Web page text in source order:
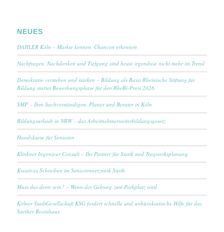
NEUES
DAHLER Köln – Märkte kennen, Chancen erkennen
Nachfragen, Nachdenken und Tiefgang sind heute irgendwie nicht mehr im Trend
Demokratie verstehen und stärken – Bildung als Basis Rheinische Stiftung für
Bildung startet Bewerbungsphase für den RheBi-Preis 2026
SMP – Ihre Sachverständigen, Planer und Berater in Köln
Bildungsurlaub in NRW – das Arbeitnehmerweiterbildungsgesetz
Handykurse für Senioren
Klinkner Ingenieur Consult – Ihr Partner für Statik und Tragwerksplanung
Kreatives Schreiben im Seniorennetzwerk Sürth
Muss das denn sein? – Wenn der Gehweg zum Parkplatz wird
Kölner StadtGesellschaft KSG fordert schnelle und unbürokratische Hilfe für das
Sürther Bootshaus